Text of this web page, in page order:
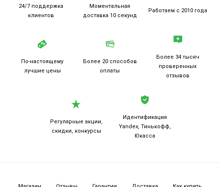
24/7 поддержка
клиентов
Моментальная
доставка 10 секунд
Работаем с 2010 года
По-настоящему
лучшие цены
Более 20 способов
оплаты
Более 34 тысяч
проверенных
отзывов
Регулярные акции,
скидки, конкурсы
Идентификация
Yandex, Тинькофф,
Юкасса